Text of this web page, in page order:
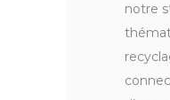
notre